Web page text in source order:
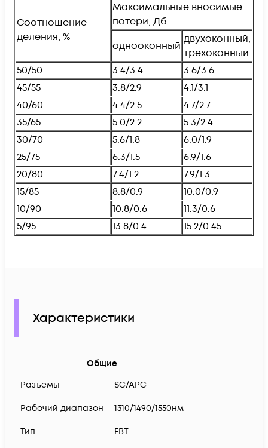
Соотношение
деления, %
Максимальные вносимые
потери, Дб
однооконный
двухоконный,
трехоконный
50/50
3.4/3.4
3.6/3.6
45/55
3.8/2.9
4.1/3.1
40/60
4.4/2.5
4.7/2.7
35/65
5.0/2.2
5.3/2.4
30/70
5.6/1.8
6.0/1.9
25/75
6.3/1.5
6.9/1.6
20/80
7.4/1.2
7.9/1.3
15/85
8.8/0.9
10.0/0.9
10/90
10.8/0.6
11.3/0.6
5/95
13.8/0.4 15.2/0.45
Характеристики
Общие
Разъемы
SC/APC
Рабочий диапазон 1310/1490/1550нм
Тип FBT